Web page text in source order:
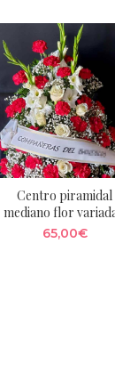
Centro piramidal
mediano flor
65,00€